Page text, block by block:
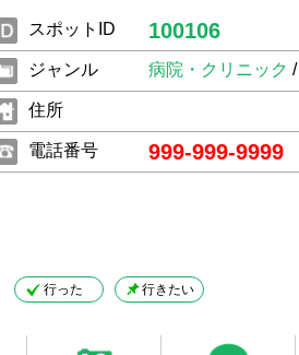
スポットID 100106
ジャンル 病院・クリニック /
住所
電話番号 999-999-9999
行った 行きたい